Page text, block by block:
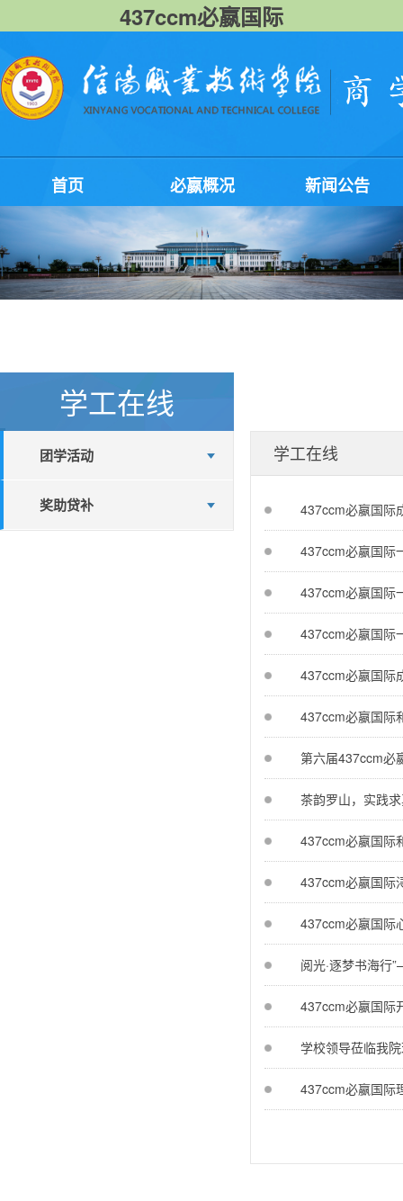
437ccm必嬴国际
首页 必嬴概况 新闻公告
学工在线
团学活动
奖助贷补
学工在线
437ccm必嬴国际
437ccm必嬴国际
437ccm必嬴国际
437ccm必嬴国际
437ccm必嬴国际
437ccm必嬴国际
第六届437ccm必
茶韵罗山，实践
437ccm必嬴国际
437ccm必嬴国际
437ccm必嬴国际
阅光·逐梦书海行
437ccm必嬴国际
学校领导莅临我
437ccm必嬴国际